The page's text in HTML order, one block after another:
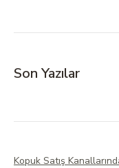
Son Yazılar
Kopuk Satış